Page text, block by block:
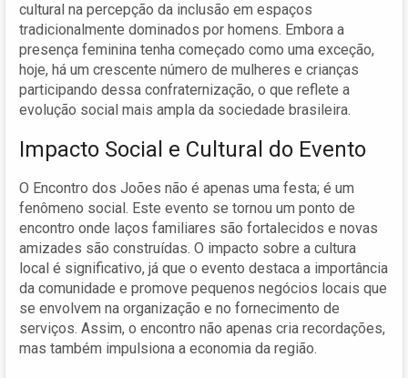
cultural na percepção da inclusão em espaços
tradicionalmente dominados por homens. Embora a
presença feminina tenha começado como uma exceção,
hoje, há um crescente número de mulheres e crianças
participando dessa confraternização, o que reflete a
evolução social mais ampla da sociedade brasileira.
Impacto Social e Cultural do Evento
O Encontro dos Joões não é apenas uma festa; é um
fenômeno social. Este evento se tornou um ponto de
encontro onde laços familiares são fortalecidos e novas
amizades são construídas. O impacto sobre a cultura
local é significativo, já que o evento destaca a importância
da comunidade e promove pequenos negócios locais que
se envolvem na organização e no fornecimento de
serviços. Assim, o encontro não apenas cria recordações,
mas também impulsiona a economia da região.